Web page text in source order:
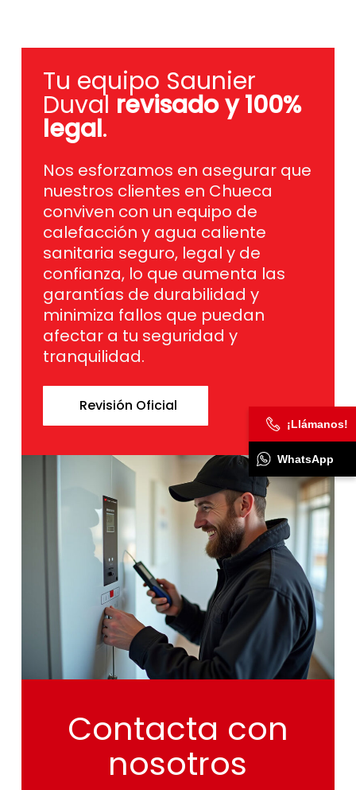
Tu equipo Saunier
Duval revisado y 100%
legal.
Nos esforzamos en asegurar que
nuestros clientes en Chueca
conviven con un equipo de
calefacción y agua caliente
sanitaria seguro, legal y de
confianza, lo que aumenta las
garantías de durabilidad y
minimiza fallos que puedan
afectar a tu seguridad y
tranquilidad.
Revisión Oficial
Contacta con
nosotros
¡Llámanos!
WhatsApp